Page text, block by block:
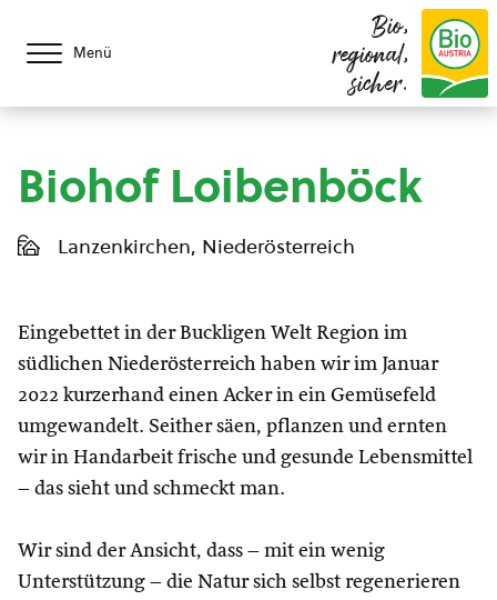
Menü
Bio,
regional,
sicher.
Biohof Loibenböck
Lanzenkirchen, Niederösterreich
Eingebettet in der Buckligen Welt Region im
südlichen Niederösterreich haben wir im Januar
2022 kurzerhand einen Acker in ein Gemüsefeld
umgewandelt. Seither säen, pflanzen und ernten
wir in Handarbeit frische und gesunde Lebensmittel
– das sieht und schmeckt man.
Wir sind der Ansicht, dass – mit ein wenig
Unterstützung – die Natur sich selbst regenerieren